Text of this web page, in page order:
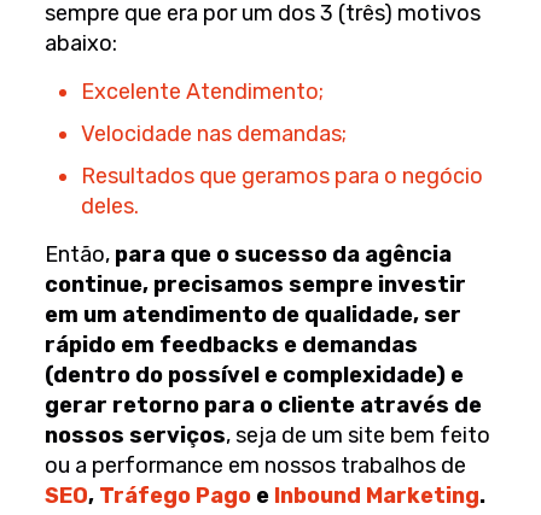
sempre que era por um dos 3 (três) motivos
abaixo:
Excelente Atendimento;
Velocidade nas demandas;
Resultados que geramos para o negócio
deles.
Então, para que o sucesso da agência
continue, precisamos sempre investir
em um atendimento de qualidade, ser
rápido em feedbacks e demandas
(dentro do possível e complexidade) e
gerar retorno para o cliente através de
nossos serviços, seja de um site bem feito
ou a performance em nossos trabalhos de
SEO, Tráfego Pagoe Inbound Marketing.